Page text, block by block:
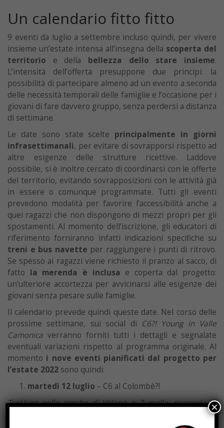
Un calendario fitto fitto
9 eventi da luglio a settembre incluso quindi, per vivere
insieme un’estate intensa all’insegna della scoperta del
territorio e della bellezza dello stare insieme.
L’intensità dell’offerta presuppone due principi: la
possibilità di partecipare almeno ad un evento a seconda
delle necessità temporali delle famiglie e l’occasione per i
giovani di fare davvero gruppo, senza perdersi a distanza
di settimane.
Le date sono state scelte principalmente in giorni
infrasettimanali, per evitare di sovrapporsi rispetto ad
altre esigenze delle strutture ricettive. Laddove
possibile, si è inoltre cercato di coordinarsi con le offerte
del territorio, evitando sovrapposizioni con le attività già
in essere o comunque programmate. Tutti gli eventi
prevedono modalità per favorire l’accessibilità anche a
quei ragazzi che non dispongono di mezzi propri per gli
spostamenti. Al momento dell’iscrizione, gli educatori di
riferimento forniranno infatti indicazioni specifiche su
treni e bus navette per raggiungere i punti di ritrovo.
Se spesso ai ragazzi viene richiesto il pranzo al sacco, di
fatto la merenda è inclusa e coperta dal progetto:
un’ulteriore accortezza per avvicinarsi alle esigenze dei
giovani senza pesare sulle famiglie.
Il calendario prevede quindi queste date. Nel corso delle
prossime settimane, sui social di C6?! Young in Valle
Camonica verranno forniti tutti i dettagli e segnalate
eventuali variazioni rispetto al programma originale. Al
momento i nove eventi pianificati dal progetto per
l’estate 2022 sono quindi:
martedì 12 luglio – C6 al Colombè?!
Trekking nelle conche di Volano e Zumella, merenda al
rifugio e al rientro tappa al Centro Faunistico del Parco
×